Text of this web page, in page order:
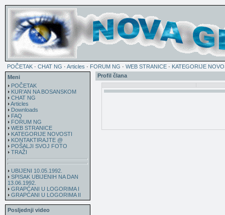
POČETAK · CHAT NG · Articles · FORUM NG · WEB STRANICE · KATEGORIJE
Meni
POČETAK
KUR'AN NA BOSANSKOM
CHAT NG
Articles
Downloads
FAQ
FORUM NG
WEB STRANICE
KATEGORIJE NOVOSTI
KONTAKTIRAJTE @
POŠALJI SVOJ FOTO
TRAŽI
UBIJENI 10.05.1992.
SPISAK UBIJENIH NA DAN
13.06.1992.
GRAPĆANI U LOGORIMA I
GRAPĆANI U LOGORIMA II
Posljednji video
Profil člana